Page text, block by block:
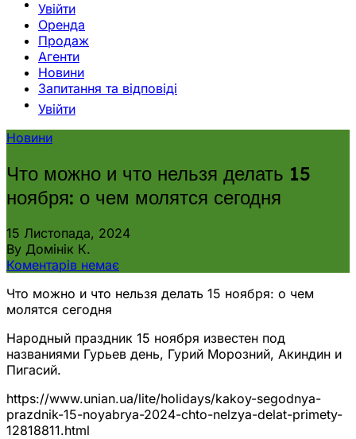
Увійти
Оренда
Продаж
Агенти
Новини
Запитання та відповіді
Увійти
Новини
Что можно и что нельзя делать 15
ноября: о чем молятся сегодня
15 Листопада, 2024
By Домінік К.
Коментарів немає
Что можно и что нельзя делать 15 ноября: о чем
молятся сегодня
Народный праздник 15 ноября известен под
названиями Гурьев день, Гурий Морозний, Акиндин и
Пигасий.
https://www.unian.ua/lite/holidays/kakoy-segodnya-
prazdnik-15-noyabrya-2024-chto-nelzya-delat-primety-
12818811.html